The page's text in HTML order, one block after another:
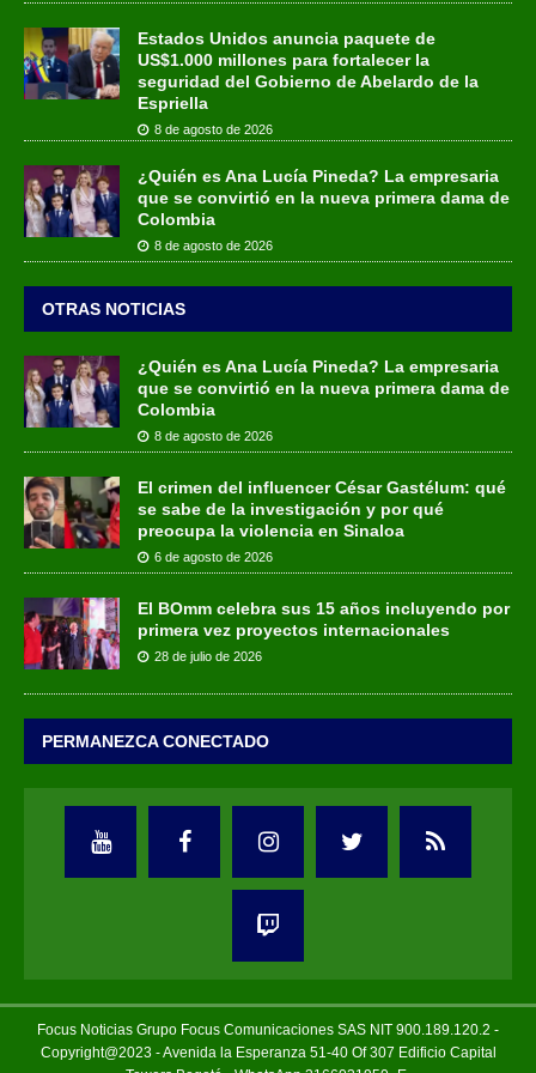
Estados Unidos anuncia paquete de
US$1.000 millones para fortalecer la
seguridad del Gobierno de Abelardo de la
Espriella
8 de agosto de 2026
¿Quién es Ana Lucía Pineda? La empresaria
que se convirtió en la nueva primera dama de
Colombia
8 de agosto de 2026
OTRAS NOTICIAS
¿Quién es Ana Lucía Pineda? La empresaria
que se convirtió en la nueva primera dama de
Colombia
8 de agosto de 2026
El crimen del influencer César Gastélum: qué
se sabe de la investigación y por qué
preocupa la violencia en Sinaloa
6 de agosto de 2026
El BOmm celebra sus 15 años incluyendo por
primera vez proyectos internacionales
28 de julio de 2026
PERMANEZCA CONECTADO
Focus Noticias Grupo Focus Comunicaciones SAS NIT 900.189.120.2 -
Copyright@2023 - Avenida la Esperanza 51-40 Of 307 Edificio Capital